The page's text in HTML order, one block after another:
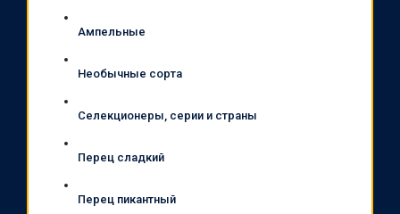
Ампельные
Необычные сорта
Селекционеры, серии и страны
Перец сладкий
Перец пикантный